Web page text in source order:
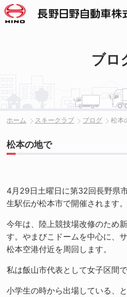
ブロ
ホーム スキークラブ ブログ 松本
松本の地で
4月29日土曜日に第32回長野県
生駅伝が松本市で開催されます。
今年は、陸上競技場改修のため
す。やまびこドームを中心に、
松本空港付近を周回します。
私は飯山市代表として女子区間
小学生の時から出場している、